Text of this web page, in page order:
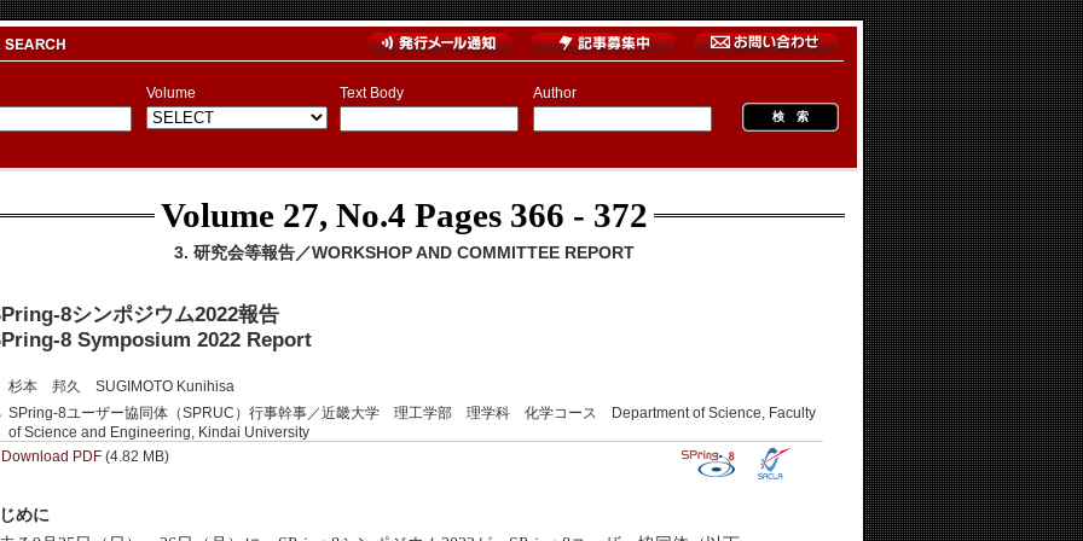
Volume Text Body Author
Volume 27, No.4 Pages 366 - 372
3. 研究会等報告／WORKSHOP AND COMMITTEE REPORT
8シンポジウム2022報告
8 Symposium 2022 Report
杉本 邦久 SUGIMOTO Kunihisa
SPring-8ユーザー協同体（SPRUC）行事幹事／近畿大学 理工学部 理学科 化学コース Department of Science, Faculty
of Science and Engineering, Kindai University
Download PDF (4.82 MB)
めに